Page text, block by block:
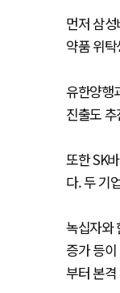
먼저 삼
약품 위
유한양행
진출도
또한 SK
다. 두 기
녹십자와
증가 등
부터 본